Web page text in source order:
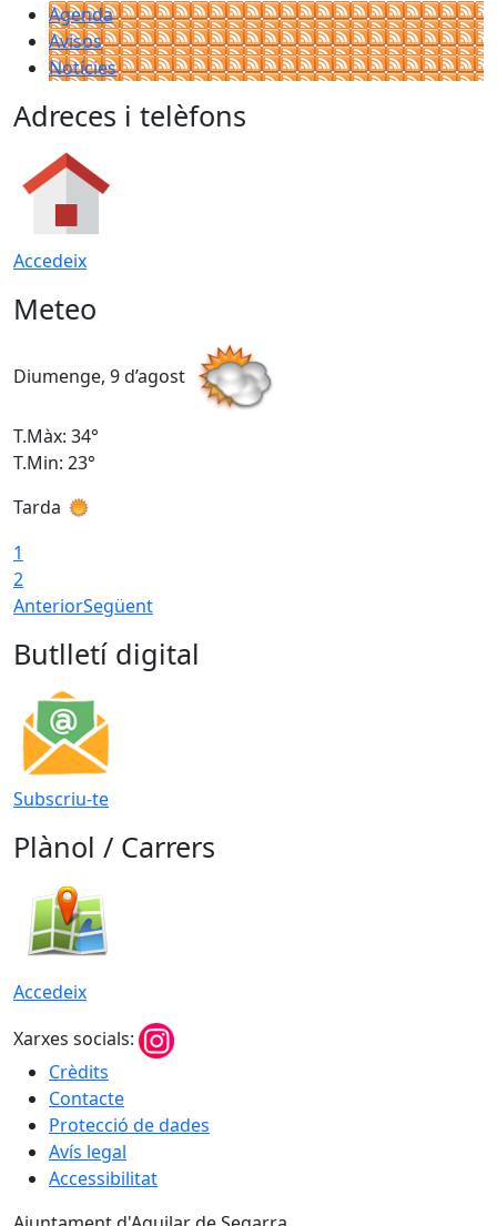
Agenda
Avisos
Notícies
Adreces i telèfons
Accedeix
Meteo
Diumenge, 9 d’agost
T.Màx: 34°
T.Min: 23°
Tarda
1
2
AnteriorSegüent
Butlletí digital
Subscriu-te
Plànol / Carrers
Accedeix
Xarxes socials:
Crèdits
Contacte
Protecció de dades
Avís legal
Accessibilitat